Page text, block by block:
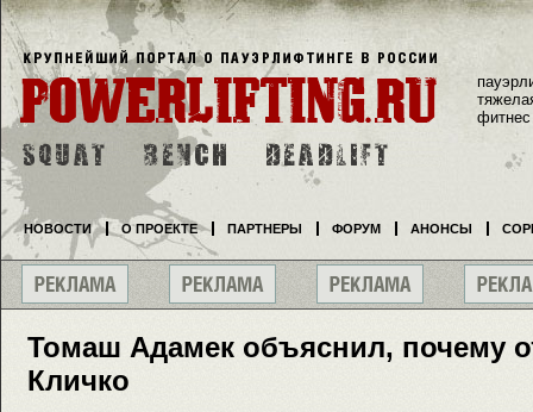
Томаш Адамек объяснил, почему
Кличко
фитнес
НОВОСТИ О ПРОЕКТЕ ПАРТНЕРЫ ФОРУМ АНОНСЫ